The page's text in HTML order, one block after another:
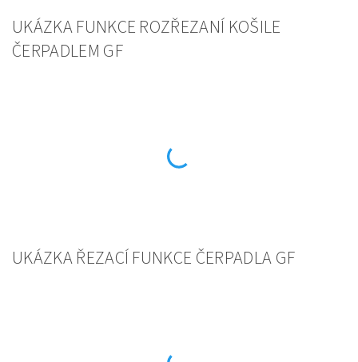
UKÁZKA FUNKCE ROZŘEZANÍ KOŠILE
ČERPADLEM GF
UKÁZKA ŘEZACÍ FUNKCE ČERPADLA GF